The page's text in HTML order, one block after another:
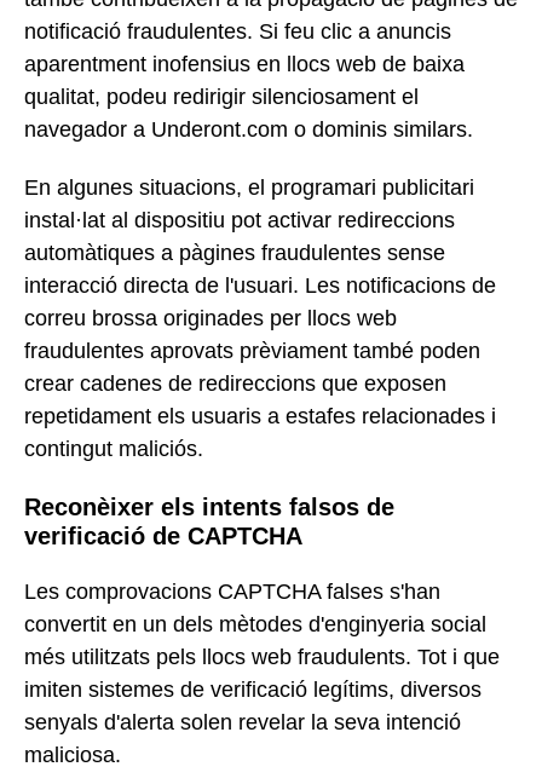
notificació fraudulentes. Si feu clic a anuncis
aparentment inofensius en llocs web de baixa
qualitat, podeu redirigir silenciosament el
navegador a Underont.com o dominis similars.
En algunes situacions, el programari publicitari
instal·lat al dispositiu pot activar redireccions
automàtiques a pàgines fraudulentes sense
interacció directa de l'usuari. Les notificacions de
correu brossa originades per llocs web
fraudulentes aprovats prèviament també poden
crear cadenes de redireccions que exposen
repetidament els usuaris a estafes relacionades i
contingut maliciós.
Reconèixer els intents falsos de
verificació de CAPTCHA
Les comprovacions CAPTCHA falses s'han
convertit en un dels mètodes d'enginyeria social
més utilitzats pels llocs web fraudulents. Tot i que
imiten sistemes de verificació legítims, diversos
senyals d'alerta solen revelar la seva intenció
maliciosa.